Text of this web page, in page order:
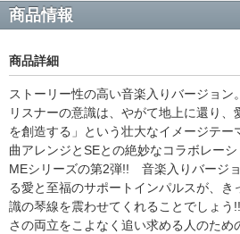
商品情報
商品詳細
ストーリー性の高い音楽入りバージョン
リスナーの意識は、やがて地上に還り、
を創造する」という壮大なイメージテー
曲アレンジとSEとの絶妙なコラボレー
MEシリーズの第2弾!! 音楽入りバージ
る愛と至福のサポートインパルスが、き
識の琴線を震わせてくれることでしょ
さの両立をこよなく追い求める人のため